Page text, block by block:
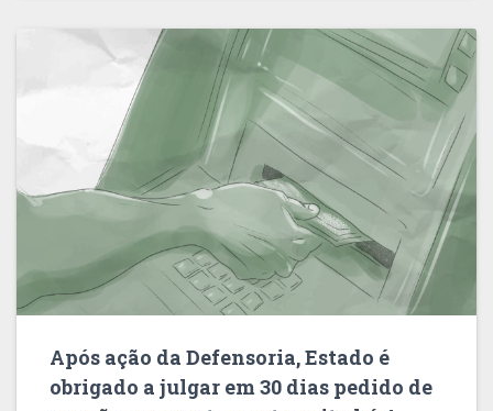
Após ação da Defensoria, Estado é
obrigado a julgar em 30 dias pedido de